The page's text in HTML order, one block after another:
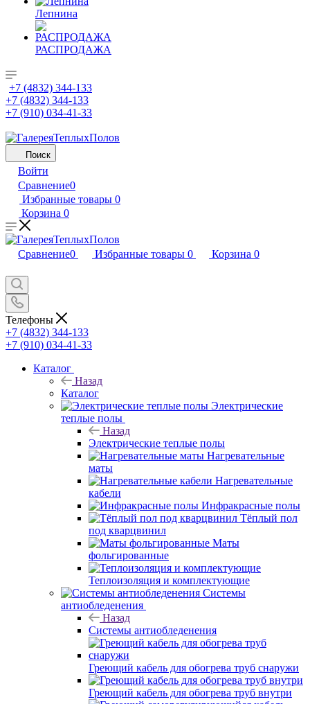
Лепнина
РАСПРОДАЖА
+7 (4832) 344-133
+7 (4832) 344-133
+7 (910) 034-41-33
Поиск
Войти
Сравнение0
Избранные товары 0
Корзина 0
Сравнение0 Избранные товары 0 Корзина 0
Телефоны
+7 (4832) 344-133
+7 (910) 034-41-33
Каталог
Назад
Каталог
Электрические
теплые полы
Назад
Электрические теплые полы
Нагревательные
маты
Нагревательные
кабели
Инфракрасные полы
Тёплый пол
под кварцвинил
Маты
фольгированные
Теплоизоляция и комплектующие
Системы
антиобледенения
Назад
Системы антиобледенения
Греющий кабель для обогрева труб снаружи
Греющий кабель для обогрева труб внутри